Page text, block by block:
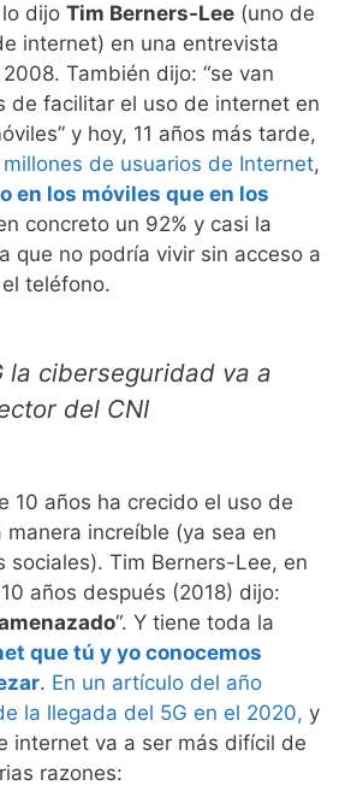
lo dijo Tim Berners-Lee (uno de
internet) en una entrevista
También dijo: “se van
de facilitar el uso de internet en
y hoy, 11 años más tarde,
de usuarios de Internet,
en los móviles que en los
concreto un 92% y casi la
que no podría vivir sin acceso a
teléfono.
la ciberseguridad va a
del CNI
10 años ha crecido el uso de
increíble (ya sea en
sociales). Tim Berners-Lee, en
años después (2018) dijo:
“. Y tiene toda la
que tú y yo conocemos
. En un artículo del año
la llegada del 5G en el 2020, y
internet va a ser más difícil de
razones: